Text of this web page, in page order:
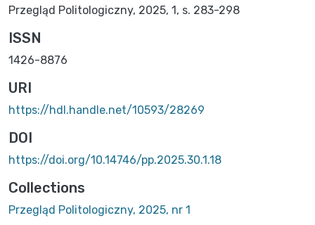
Przegląd Politologiczny, 2025, 1, s. 283-298
ISSN
1426-8876
URI
https://hdl.handle.net/10593/28269
DOI
https://doi.org/10.14746/pp.2025.30.1.18
Collections
Przegląd Politologiczny, 2025, nr 1